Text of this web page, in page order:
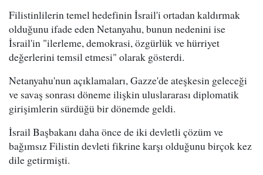
Filistinlilerin temel hedefinin İsrail'i ortadan kaldırmak
olduğunu ifade eden Netanyahu, bunun nedenini ise
İsrail'in "ilerleme, demokrasi, özgürlük ve hürriyet
değerlerini temsil etmesi" olarak gösterdi.
Netanyahu'nun açıklamaları, Gazze'de ateşkesin geleceği
ve savaş sonrası döneme ilişkin uluslararası diplomatik
girişimlerin sürdüğü bir dönemde geldi.
İsrail Başbakanı daha önce de iki devletli çözüm ve
bağımsız Filistin devleti fikrine karşı olduğunu birçok kez
dile getirmişti.